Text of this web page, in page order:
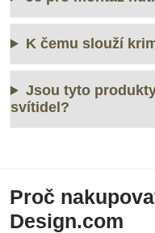
K čemu slouží
Jsou tyto
svítidel?
Proč
Design.com